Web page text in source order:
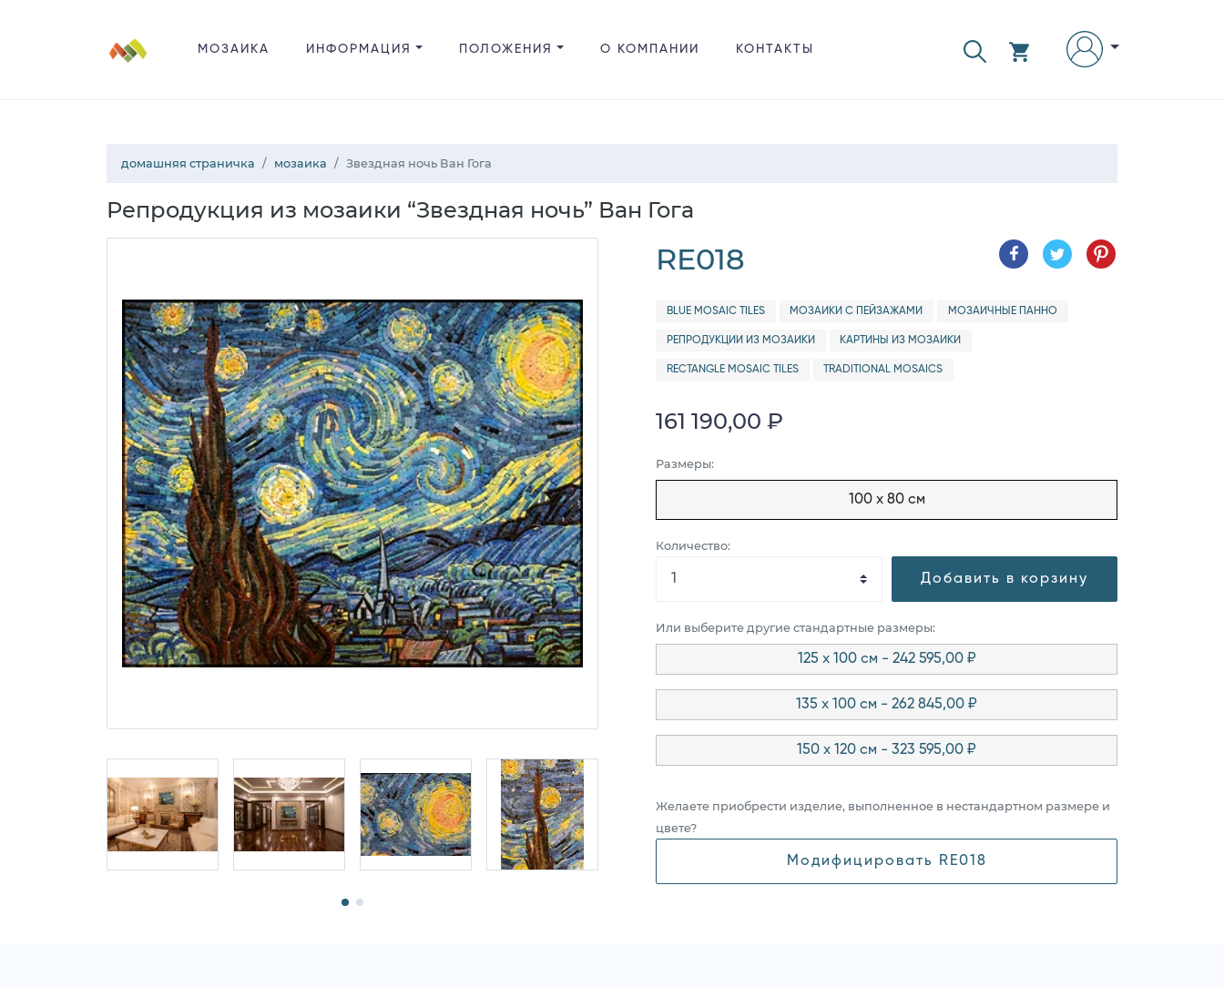
МОЗАИКА ИНФОРМАЦИЯ ПОЛОЖЕНИЯ О КОМПАНИИ КОНТАКТЫ
домашняя страничка мозаика Звездная ночь Ван Гога
Репродукция из мозаики “Звездная ночь” Ван Гога
RE018
BLUE MOSAIC TILES МОЗАИКИ С ПЕЙЗАЖАМИ МОЗАИЧНЫЕ ПАННО
РЕПРОДУКЦИИ ИЗ МОЗАИКИ КАРТИНЫ ИЗ МОЗАИКИ
RECTANGLE MOSAIC TILES TRADITIONAL MOSAICS
161 190,00 ₽
Размеры:
100 x 80 см
Количество:
Добавить в корзину
Или выберите другие стандартные размеры:
125 x 100 см - 242 595,00 ₽
135 x 100 см - 262 845,00 ₽
150 x 120 см - 323 595,00 ₽
Желаете приобрести изделие, выполненное в нестандартном размере и
цвете?
Модифицировать RE018